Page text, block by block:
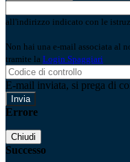
all'indirizzo indicato con le
Non hai una e-mail associata al
tramite la Login Spaggiari
E-mail inviata, si prega di
Errore
Chiudi
Successo